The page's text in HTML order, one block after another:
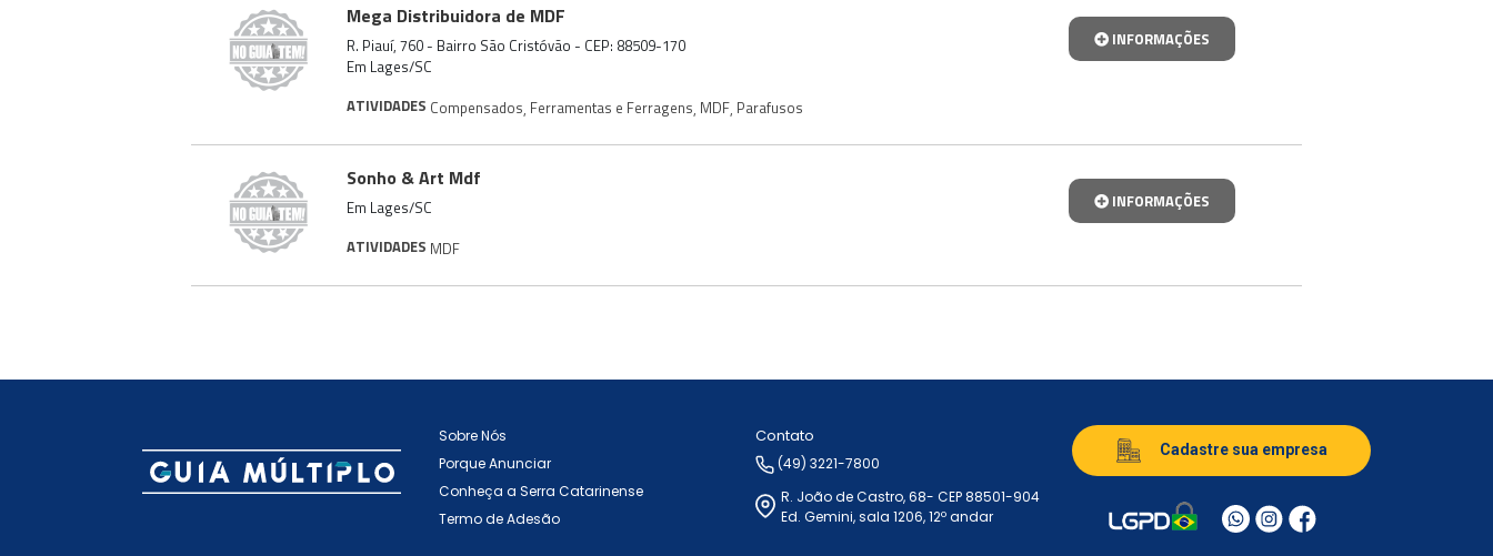
Mega Distribuidora de MDF
R. Piauí, 760 - Bairro São Cristóvão - CEP: 88509-170
Em Lages/SC
ATIVIDADES Compensados, Ferramentas e Ferragens, MDF, Parafusos
INFORMAÇÕES
Sonho & Art Mdf
Em Lages/SC
ATIVIDADES MDF
INFORMAÇÕES
Sobre Nós
Porque Anunciar
Conheça a Serra Catarinense
Termo de Adesão
Contato
(49) 3221-7800
R. João de Castro, 68- CEP 88501-904
Ed. Gemini, sala 1206, 12º andar
Cadastre sua empresa